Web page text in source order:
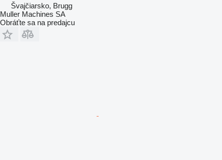
Švajčiarsko, Brugg
Muller Machines SA
Obráťte sa na predajcu